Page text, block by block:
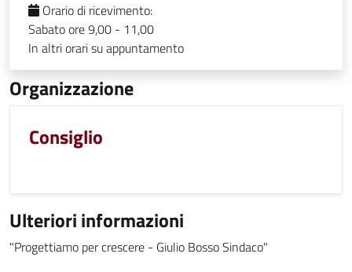
Orario di ricevimento:
Sabato ore 9,00 - 11,00
In altri orari su appuntamento
Organizzazione
Consiglio
Ulteriori informazioni
"Progettiamo per crescere - Giulio Bosso Sindaco"